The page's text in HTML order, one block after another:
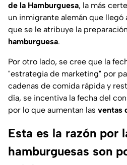
de la Hamburguesa, la más
un inmigrante alemán que llegó
que se le atribuye la
hamburguesa.
Por otro lado, se cree que la
"estrategia de marketing" por
cadenas de comida rápida y
día, se incentiva la fecha del
por lo que aumentan las ventas
Esta es la razón por
hamburguesas son